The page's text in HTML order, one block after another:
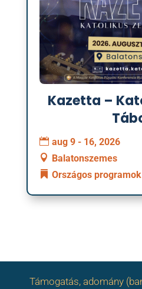
Kazetta –
aug 9 - 16, 2026
Balatonszemes
Országos programok
Támogatás, adomány